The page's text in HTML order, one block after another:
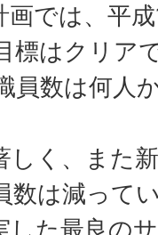
画では、平
標はクリア
員数は何人
しく、また
数は減って